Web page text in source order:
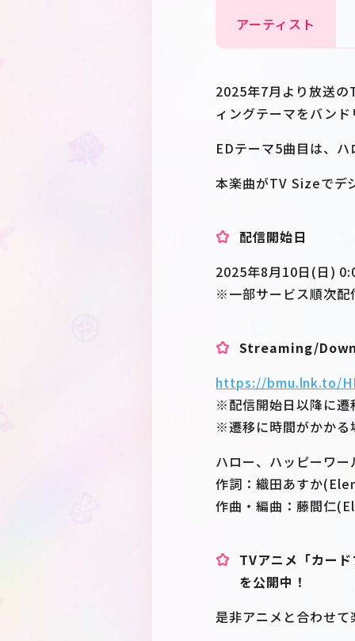
アーティスト
2025年7月より放送
ィングテーマをバン
EDテーマ5曲目は、
本楽曲がTV Sizeでデ
配信開始日
2025年8月10日(日)
※一部サービス順次配
Streaming/
https://bmu.lnk.to/
※配信開始日以降に遷
※遷移に時間がかかる
ハロー、ハッピーワ
作詞：織田あすか
作曲・編曲：藤間仁
TVアニメ「カー
を公開中！
是非アニメと合わせ